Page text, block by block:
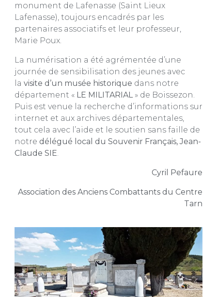
monument de Lafenasse (Saint Lieux
Lafenasse), toujours encadrés par les
partenaires associatifs et leur professeur,
Marie Poux.
La numérisation a été agrémentée d’une
journée de sensibilisation des jeunes avec
la visite d’un musée historique dans notre
département « LE MILITARIAL» de Boissezon.
Puis est venue la recherche d’informations sur
internet et aux archives départementales,
tout cela avec l’aide et le soutien sans faille de
notre délégué local du Souvenir Français, Jean-
Claude SIE.
Cyril Pefaure
Association des Anciens Combattants du Centre
Tarn